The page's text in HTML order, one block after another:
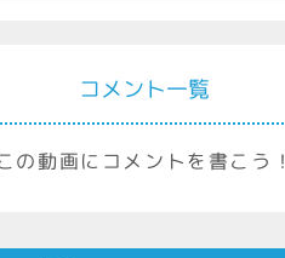
コメント一覧
の動画にコメントを書こう！